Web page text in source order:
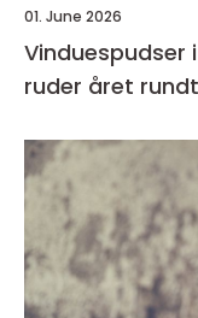
01. June 2026
Vinduespudser
ruder året rundt